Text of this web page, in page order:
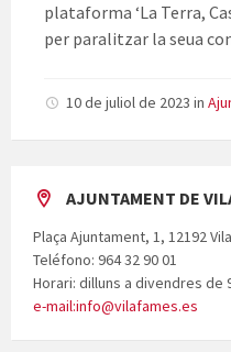
plataforma ‘La Terra,
per paralitzar la seua
10 de juliol de 2023 in
AJUNTAMENT DE
Plaça Ajuntament, 1, 12192
Teléfono: 964 32 90 01
Horari: dilluns a divendres de
e-mail:info@vilafames.es